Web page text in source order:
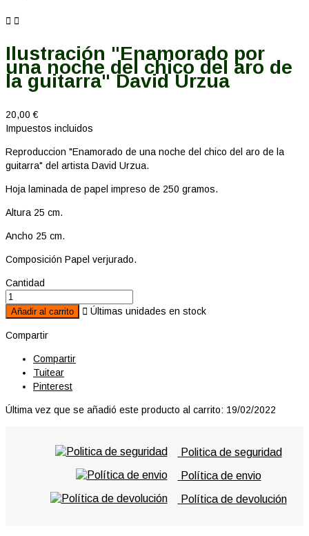
 
Ilustración "Enamorado por
una noche del chico del aro de
la guitarra" David Urzua
20,00 €
Impuestos incluidos
Reproduccion "Enamorado de una noche del chico del aro de la
guitarra" del artista David Urzua.
Hoja laminada de papel impreso de 250 gramos.
Altura 25 cm.
Ancho 25 cm.
Composición Papel verjurado.
Cantidad
Añadir al carrito  Últimas unidades en stock
Compartir
Compartir
Tuitear
Pinterest
Última vez que se añadió este producto al carrito: 19/02/2022
Politica de seguridad
Política de envio
Política de devolución